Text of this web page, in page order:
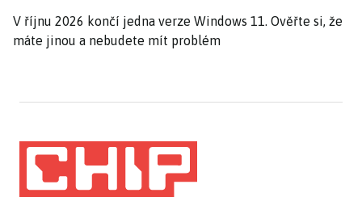
V říjnu 2026 končí jedna verze Windows 11. Ověřte si, že
máte jinou a nebudete mít problém